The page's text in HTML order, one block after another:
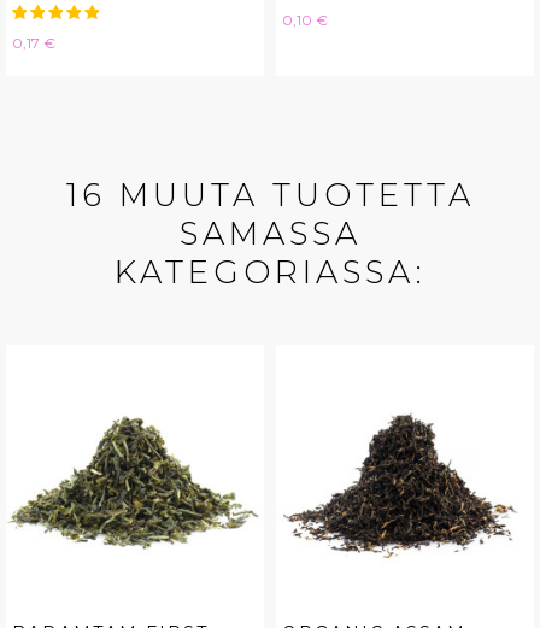
Hinta
0,17 €
Hinta
0,10 €
16 MUUTA TUOTETTA
SAMASSA
KATEGORIASSA: